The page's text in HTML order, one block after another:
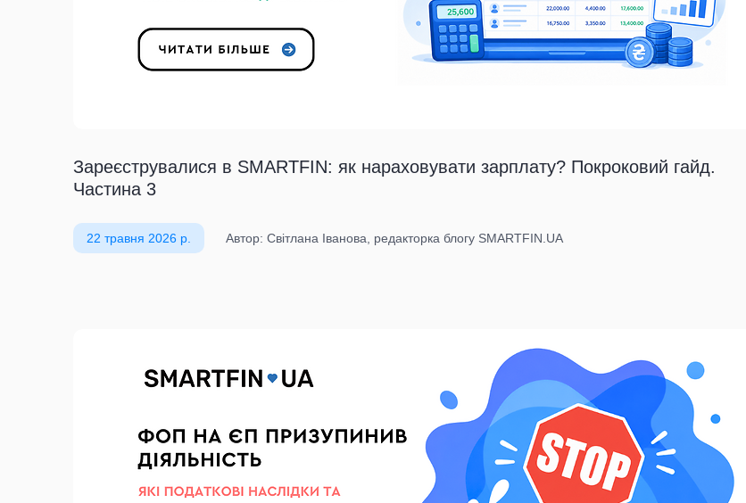
Зареєструвалися в SMARTFIN: як нараховувати зарплату? Покроковий гайд.
Частина 3
22 травня 2026 р. Автор: Світлана Іванова, редакторка блогу SMARTFIN.UA